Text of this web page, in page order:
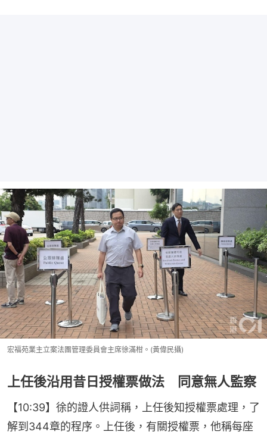
宏福苑業主立案法團管理委員會主席徐滿柑。(黃偉民攝)
上任後沿用昔日授權票做法 同意無人監察
【10:39】徐的證人供詞稱，上任後知授權票處理，了
解到344章的程序。上任後，有關授權票，他稱每座